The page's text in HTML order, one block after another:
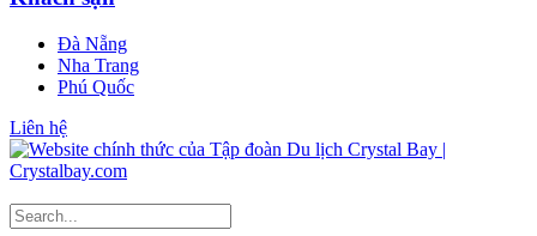
Đà Nẵng
Nha Trang
Phú Quốc
Liên hệ